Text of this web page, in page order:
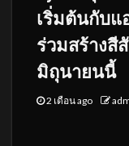
เริ่มต้นกับแ
ร่วมสร้างสี
มิถุนายนนี้
2 เดือน ago